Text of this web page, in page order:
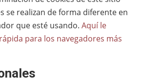
se realizan de forma diferente en
que esté usando. Aquí le
para los navegadores más